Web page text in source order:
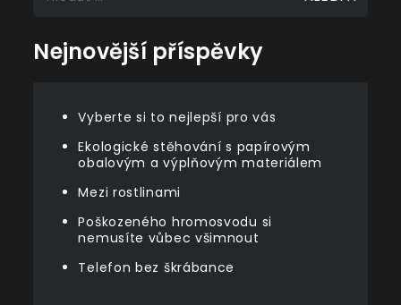
Nejnovější příspěvky
Vyberte si to nejlepší pro vás
Ekologické stěhování s papírovým
obalovým a výplňovým materiálem
Mezi rostlinami
Poškozeného hromosvodu si
nemusíte vůbec všimnout
Telefon bez škrábance